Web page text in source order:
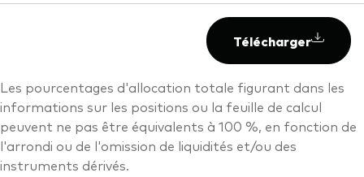
Télécharger
Les pourcentages d'allocation totale figurant dans les
informations sur les positions ou la feuille de calcul
peuvent ne pas être équivalents à 100 %, en fonction de
l'arrondi ou de l'omission de liquidités et/ou des
instruments dérivés.